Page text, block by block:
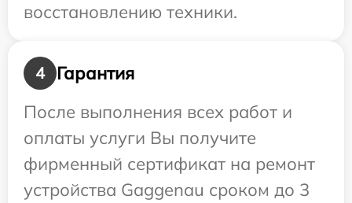
восстановлению техники.
4
Гарантия
После выполнения всех работ и
оплаты услуги Вы получите
фирменный сертификат на ремонт
устройства Gaggenau сроком до 3